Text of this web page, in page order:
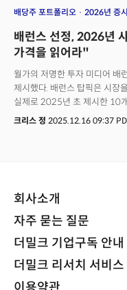
배당주 포트폴리오 2026년 증
배런스 선정, 2026년
가격을 읽어라"
월가의 저명한 투자 미디어
제시했다. 배런스 탑픽은 시장
실제로 2025년 초 제시한 10
S&P500의 평균 15%를 13%
매그니피센트 7 중 일부는 시
과열된 기대가 실적 증명 단
'저평가된 자산'으로 이동하고
기준을 바꾸기 시작했다.배런
전환을 반영한다. 10개 종목
P/E는 6배(컴캐스트)에서 29
크리스 정 2025.12.16 09:37
회사소개
자주 묻는 질문
더밀크 기업구독 안내
더밀크 리서치 서비스